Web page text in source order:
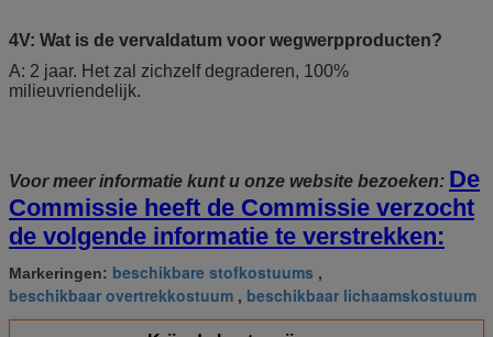
4V: Wat is de vervaldatum voor wegwerpproducten?
A: 2 jaar. Het zal zichzelf degraderen, 100%
milieuvriendelijk.
Voor meer informatie kunt u onze website bezoeken: De
Commissie heeft de Commissie verzocht
de volgende informatie te verstrekken:
Markeringen: beschikbare stofkostuums ,
beschikbaar overtrekkostuum , beschikbaar lichaamskostuum